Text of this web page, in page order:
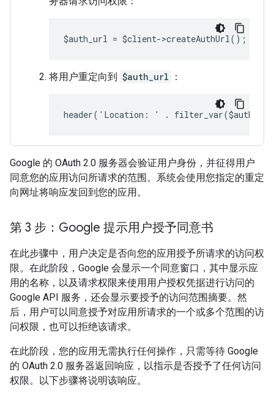
$auth_url = $client->createAuthUrl();
将用户重定向到 $auth_url ：
header('Location: ' . filter_var($auth_url,
Google 的 OAuth 2.0 服务器会验证用户身份，并征得用户
同意您的应用访问所请求的范围。系统会使用您指定的重定
向网址将响应发回到您的应用。
第 3 步：Google 提示用户授予同意书
在此步骤中，用户决定是否向您的应用授予所请求的访问权
限。在此阶段，Google 会显示一个同意窗口，其中显示应
用的名称，以及请求权限来使用用户授权凭据进行访问的
Google API 服务，还会显示要授予的访问范围摘要。然
后，用户可以同意授予对应用所请求的一个或多个范围的访
问权限，也可以拒绝该请求。
在此阶段，您的应用无需执行任何操作，只需等待 Google
的 OAuth 2.0 服务器返回响应，以指示是否授予了任何访问
权限。以下步骤将说明该响应。